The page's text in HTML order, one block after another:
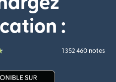
:
1 352 460 notes